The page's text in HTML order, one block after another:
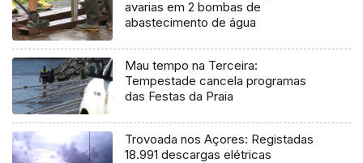
avarias em 2 bombas de
abastecimento de água
Mau tempo na Terceira:
Tempestade cancela programas
das Festas da Praia
Trovoada nos Açores: Registadas
18.991 descargas elétricas